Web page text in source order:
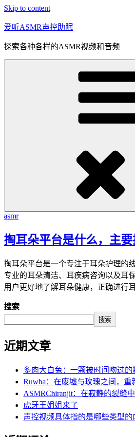
Skip to content
爱听ASMR声控助眠
探索各种各样的ASMR视频和音频
asmr
掏耳朵平台是什么，主要
掏耳朵平台是一个专注于耳朵护理的
专业的耳朵清洁、耳疾病咨询以及耳
用户更好地了解耳朵健康，正确进行
搜索
搜索
近期文章
多肉大白兔：一颗被时间吻过的
Ruwba：在废墟与玫瑰之间，重
ASMRChiranjit：在寂静的裂缝
虎牙王姐姐来了
声控视频具体指的是哪些类型的